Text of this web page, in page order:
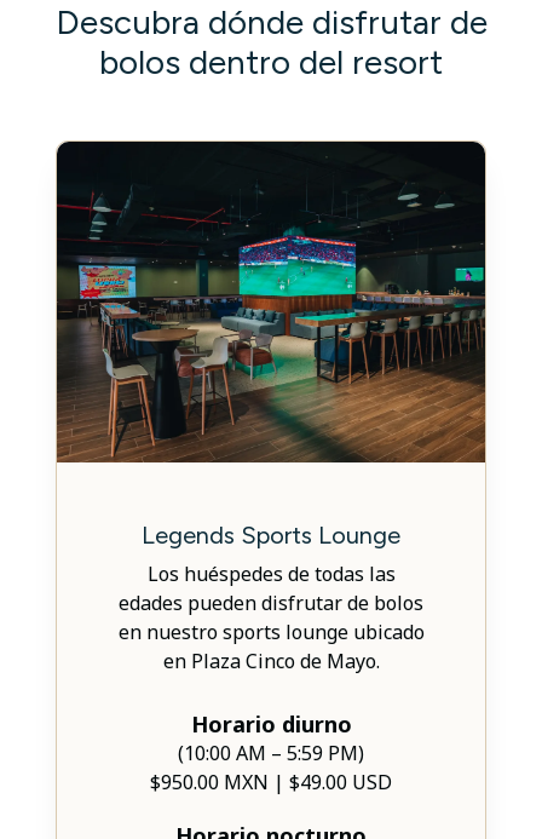
Descubra dónde disfrutar de
bolos dentro del resort
Legends Sports Lounge
Los huéspedes de todas las
edades pueden disfrutar de bolos
en nuestro sports lounge ubicado
en Plaza Cinco de Mayo.
Horario diurno
(10:00 AM – 5:59 PM)
$950.00 MXN | $49.00 USD